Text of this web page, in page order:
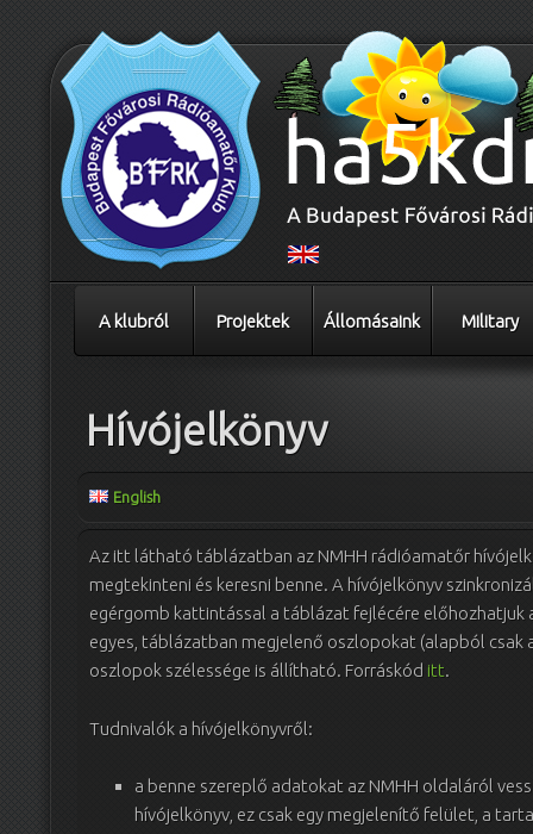
A klubról Projektek Állomásaink Military
Hívójelkönyv
English
Az itt látható táblázatban az NMHH rádióamatőr
megtekinteni és keresni benne. A hívójelkönyv
egérgomb kattintással a táblázat fejlécére előhozhatjuk
egyes, táblázatban megjelenő oszlopokat (alapból
oszlopok szélessége is állítható. Forráskód itt.
Tudnivalók a hívójelkönyvről:
a benne szereplő adatokat az NMHH oldaláról
hívójelkönyv, ez csak egy megjelenítő felület, a